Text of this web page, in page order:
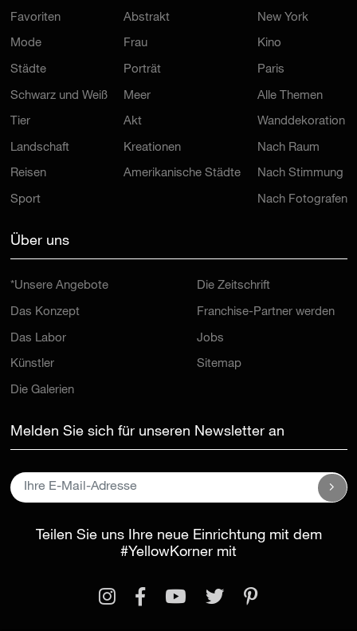
Favoriten
Mode
Städte
Schwarz und Weiß
Tier
Landschaft
Reisen
Sport
Abstrakt
Frau
Porträt
Meer
Akt
Kreationen
Amerikanische Städte
New York
Kino
Paris
Alle Themen
Wanddekoration
Nach Raum
Nach Stimmung
Nach Fotografen
Über uns
*Unsere Angebote
Das Konzept
Das Labor
Künstler
Die Galerien
Die Zeitschrift
Franchise-Partner werden
Jobs
Sitemap
Melden Sie sich für unseren Newsletter an
Teilen Sie uns Ihre neue Einrichtung mit dem
#YellowKorner mit